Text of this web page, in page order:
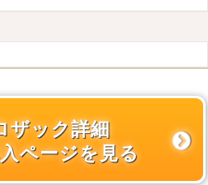
ザック詳細
ページを見る